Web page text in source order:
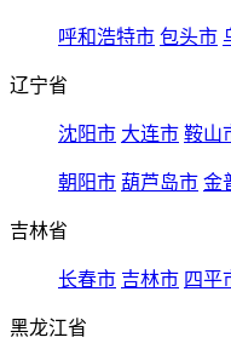
呼和浩特市 包头市
辽宁省
沈阳市 大连市 鞍山
朝阳市 葫芦岛市 金
吉林省
长春市 吉林市 四平
黑龙江省